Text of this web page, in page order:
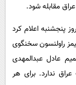
مقابله شود.
پنجشنبه اعلام کرد
راولنسون سخنگوی
عادل عبدالمهدی
ندارد. برای هر